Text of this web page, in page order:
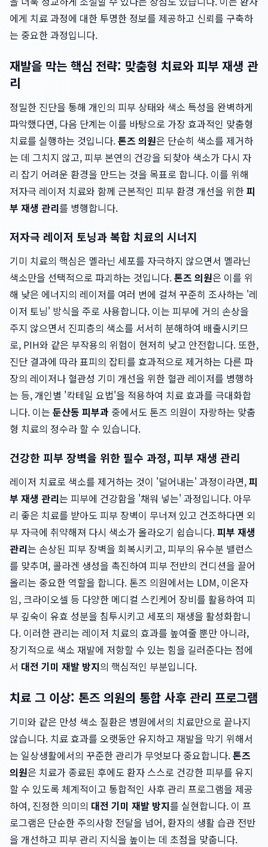
에게 치료 과정에 대한 투명한 정보를 제공하고 신뢰를 구축하
는 중요한 과정입니다.
재발을 막는 핵심 전략: 맞춤형 치료와 피부 재생 관
리
정밀한 진단을 통해 개인의 피부 상태와 색소 특성을 완벽하게
파악했다면, 다음 단계는 이를 바탕으로 가장 효과적인 맞춤형
치료를 실행하는 것입니다.톤즈 의원은 단순히 색소를 제거하
는 데 그치지 않고, 피부 본연의 건강을 되찾아 색소가 다시 자
리 잡기 어려운 환경을 만드는 것을 목표로 합니다. 이를 위해
저자극 레이저 치료와 함께 근본적인 피부 환경 개선을 위한피
부 재생 관리를 병행합니다.
저자극 레이저 토닝과 복합 치료의 시너지
기미 치료의 핵심은 멜라닌 세포를 자극하지 않으면서 멜라닌
색소만을 선택적으로 파괴하는 것입니다.톤즈 의원은 이를 위
해 낮은 에너지의 레이저를 여러 번에 걸쳐 꾸준히 조사하는 '레
이저 토닝' 방식을 주로 사용합니다. 이는 피부에 거의 손상을
주지 않으면서 진피층의 색소를 서서히 분해하여 배출시키므
로, PIH와 같은 부작용의 위험이 현저히 낮고 안전합니다. 또한,
진단 결과에 따라 표피의 잡티를 효과적으로 제거하는 다른 파
장의 레이저나 혈관성 기미 개선을 위한 혈관 레이저를 병행하
는 등, 개인별 '칵테일 요법'을 적용하여 치료 효과를 극대화합
니다. 이는 둔산동 피부과 중에서도 톤즈 의원이 자랑하는 맞춤
형 치료의 정수라 할 수 있습니다.
건강한 피부 장벽을 위한 필수 과정, 피부 재생 관리
레이저 치료로 색소를 제거하는 것이 '덜어내는' 과정이라면,피
부 재생 관리는 피부에 건강함을 '채워 넣는' 과정입니다. 아무
리 좋은 치료를 받아도 피부 장벽이 무너져 있고 건조하다면 외
부 자극에 취약해져 다시 색소가 올라오기 쉽습니다.피부 재생
관리는 손상된 피부 장벽을 회복시키고, 피부의 유수분 밸런스
를 맞추며, 콜라겐 생성을 촉진하여 피부 전반의 컨디션을 끌어
올리는 중요한 역할을 합니다. 톤즈 의원에서는 LDM, 이온자
임, 크라이오셀 등 다양한 메디컬 스킨케어 장비를 활용하여 피
부 깊숙이 유효 성분을 침투시키고 세포의 재생을 활성화합니
다. 이러한 관리는 레이저 치료의 효과를 높여줄 뿐만 아니라,
장기적으로 색소 재발에 저항할 수 있는 힘을 길러준다는 점에
서 대전 기미 재발 방지의 핵심적인 부분입니다.
치료 그 이상: 톤즈 의원의 통합 사후 관리 프로그램
기미와 같은 만성 색소 질환은 병원에서의 치료만으로 끝나지
않습니다. 치료 효과를 오랫동안 유지하고 재발을 막기 위해서
는 일상생활에서의 꾸준한 관리가 무엇보다 중요합니다.톤즈
의원은 치료가 종료된 후에도 환자 스스로 건강한 피부를 유지
할 수 있도록 체계적이고 통합적인 사후 관리 프로그램을 제공
하여, 진정한 의미의 대전 기미 재발 방지를 실현합니다. 이 프
로그램은 단순한 주의사항 전달을 넘어, 환자의 생활 습관 전반
을 개선하고 피부 관리 지식을 높이는 데 초점을 맞춥니다.